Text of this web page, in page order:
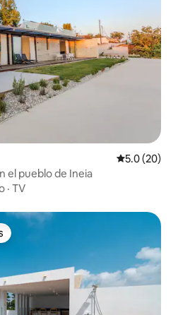
Calificación
5.0 (20)
el pueblo de Ineia
· TV